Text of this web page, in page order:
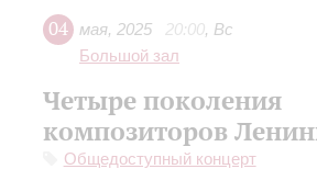
04 мая, 2025 20:00, Вс
Большой зал
Четыре поколения
композиторов
Общедоступный концерт